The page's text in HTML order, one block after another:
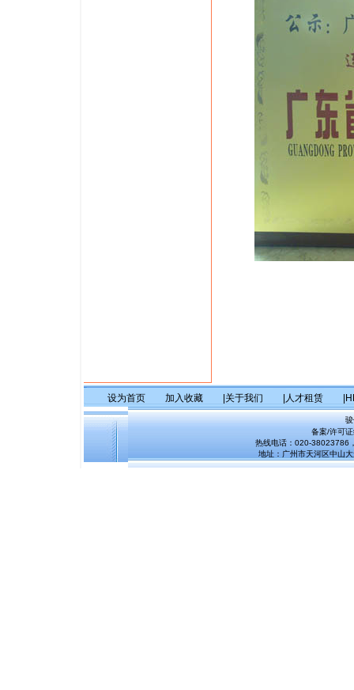
设为首页 加入收藏 |关于我们 |人才租赁
备案/许可
热线电话：020-38023786
地址：广州市天河区中山